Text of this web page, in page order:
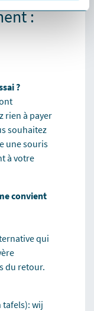
:
?
rien à payer
souhaitez
une souris
à votre
convient
qui
du retour.
tafels): wij